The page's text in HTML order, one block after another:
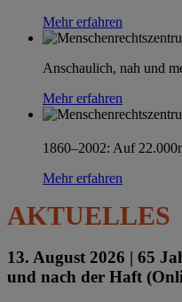
Mehr erfahren
Anschaulich, nah und
Mehr erfahren
1860–2002: Auf
Mehr erfahren
AKTUELLES
13. August 2026 | 65
und nach der Haft